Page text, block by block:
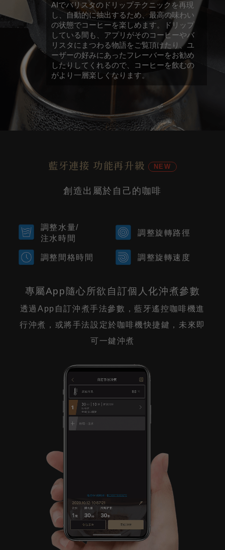
AIでバリスタのドリップテクニックを再現
し、自動的に抽出するため、最高の味わい
の状態でコーヒーを楽しめます。ドリップ
している間も、アプリがそのコーヒーやバ
リスタにまつわる物語をご覧頂けたり、ユ
ーザーの好みにあったフレーバーをお勧め
したりしてくれるので、コーヒーを飲むの
がより一層楽しくなります。
藍牙連接 功能再升級 NEW
創造出屬於自己的咖啡
調整水量/
注水時間
調整旋轉路徑
調整間格時間 調整旋轉速度
專屬App隨心所欲自訂個人化沖煮參數
透過App自訂沖煮手法參數，藍牙遙控咖啡機進
行沖煮，或將手法設定於咖啡機快捷鍵，未來即
可一鍵沖煮